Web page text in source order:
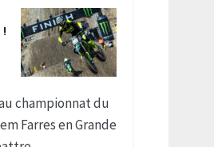
!
championnat du
Farres en Grande